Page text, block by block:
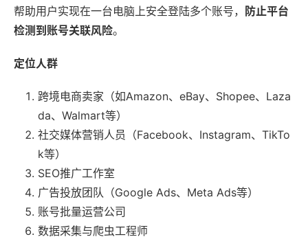
帮助用户实现在一台电脑上安全登陆多个账号，
防止平台
检测到账号关联风险。
定位人群
跨境电商卖家（如Amazon、eBay、Shopee、Laza
da、Walmart等）
社交媒体营销人员（Facebook、Instagram、TikTo
k等）
SEO推广工作室
广告投放团队（Google Ads、Meta Ads等）
账号批量运营公司
数据采集与爬虫工程师